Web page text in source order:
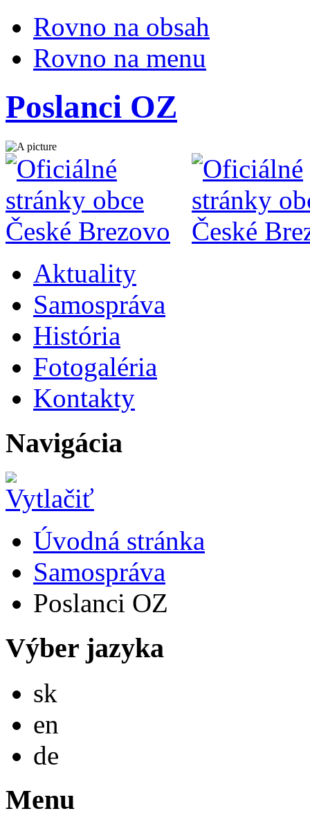
Rovno na obsah
Rovno na menu
Poslanci OZ
Aktuality
Samospráva
História
Fotogaléria
Kontakty
Navigácia
Úvodná stránka
Samospráva
Poslanci OZ
Výber jazyka
sk
en
de
Menu